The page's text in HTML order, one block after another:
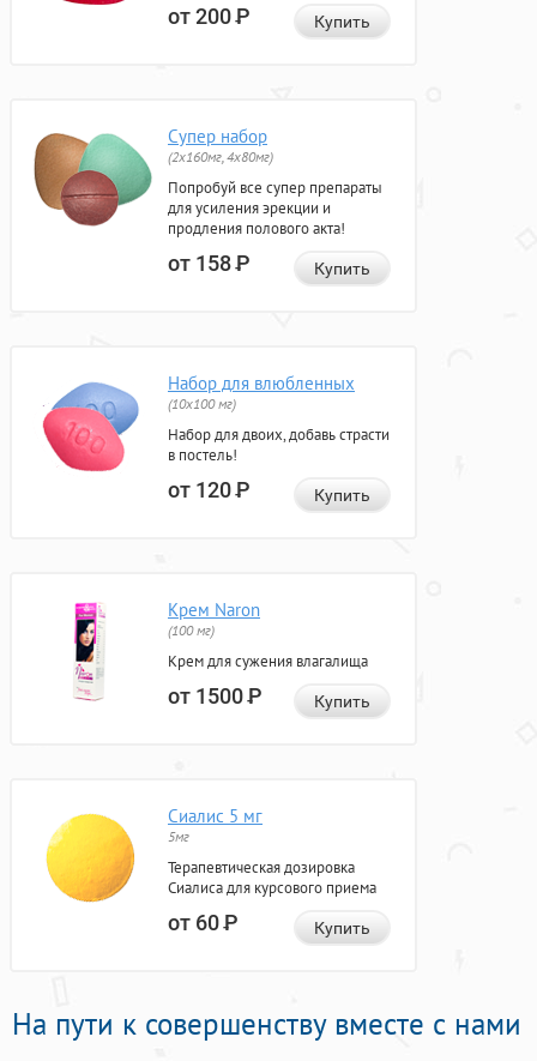
от 200Р Купить
Супер набор
(2х160мг, 4х80мг)
Попробуй все супер препараты
для усиления эрекции и
продления полового акта!
от 158Р Купить
Набор для влюбленных
(10х100 мг)
Набор для двоих, добавь страсти
в постель!
от 120Р Купить
Крем Naron
(100 мг)
Крем для сужения влагалища
от 1500Р Купить
Сиалис 5 мг
5мг
Терапевтическая дозировка
Сиалиса для курсового приема
от 60Р Купить
На пути к совершенству вместе с нами